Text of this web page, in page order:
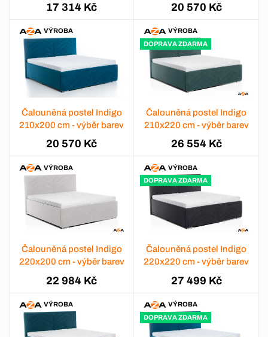
17 314 Kč 20 570 Kč
VÝROBA
Čalouněná postel Indigo
210x200 cm - výběr barev
20 570 Kč
VÝROBA
DOPRAVA ZDARMA
Čalouněná postel Indigo
210x220 cm - výběr barev
26 554 Kč
VÝROBA
Čalouněná postel Indigo
220x200 cm - výběr barev
22 984 Kč
VÝROBA
DOPRAVA ZDARMA
Čalouněná postel Indigo
220x220 cm - výběr barev
27 499 Kč
VÝROBA
VÝROBA
DOPRAVA ZDARMA